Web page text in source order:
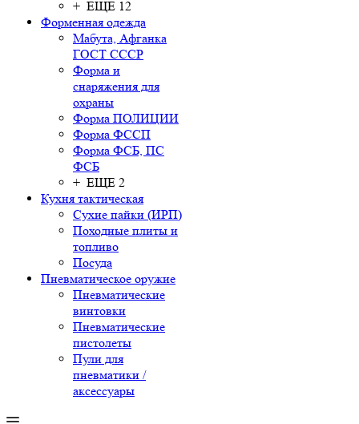
+ ЕЩЕ 12
Форменная одежда
Мабута, Афганка
ГОСТ СССР
Форма и
снаряжения для
охраны
Форма ПОЛИЦИИ
Форма ФССП
Форма ФСБ, ПС
ФСБ
+ ЕЩЕ 2
Кухня тактическая
Сухие пайки (ИРП)
Походные плиты и
топливо
Посуда
Пневматическое оружие
Пневматические
винтовки
Пневматические
пистолеты
Пули для
пневматики /
аксессуары